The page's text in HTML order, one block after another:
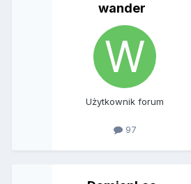
wander
Użytkownik forum
97